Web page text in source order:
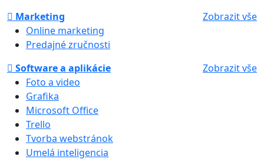
Marketing
Zobrazit vše
Online marketing
Predajné zručnosti
Software a aplikácie
Zobrazit vše
Foto a video
Grafika
Microsoft Office
Trello
Tvorba webstránok
Umelá inteligencia